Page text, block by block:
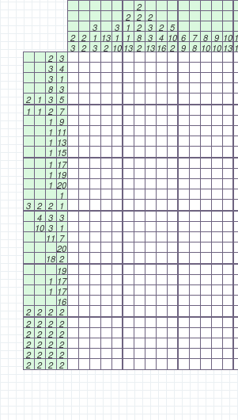
2
2 2 2
3
3 1 2 3 2 5
2 2 1 13 1 1 8 3 4 10 6 7 8 9 10
3 2 3 2 10 13 2 13 16 2 9 8 10 10 13
2 3
3 4
3
1
8 3
2
1 3 5
1
1 2 7
1 9
1 11
1 13
1 15
1 17
1 19
1 20
1
3 2 2
1
4 3 3
10 3
1
11 7
20
18 2
19
1 17
1 17
16
2 2 2 2
2 2 2 2
2 2 2 2
2 2 2 2
2 2 2 2
2 2 2 2